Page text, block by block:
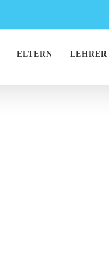
ELTERN LEHRER